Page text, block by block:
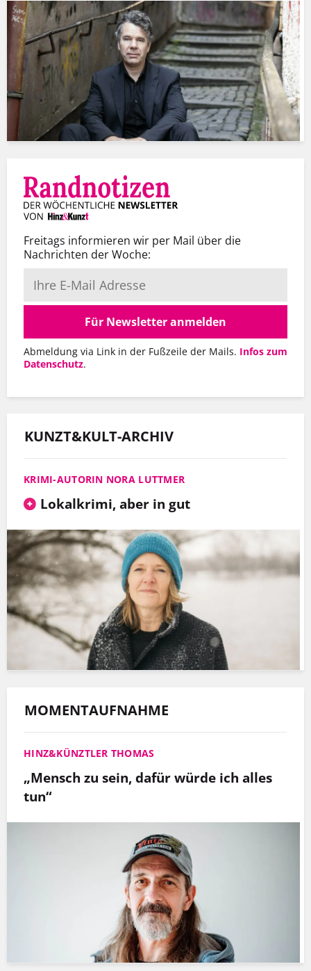
Freitags informieren wir per Mail über die
Nachrichten der Woche:
Für Newsletter anmelden
Abmeldung via Link in der Fußzeile der Mails. Infos zum
Datenschutz.
KUNZT&KULT-ARCHIV
KRIMI-AUTORIN NORA LUTTMER
Lokalkrimi, aber in gut
MOMENTAUFNAHME
HINZ&KÜNZTLER THOMAS
„Mensch zu sein, dafür würde ich alles
tun“